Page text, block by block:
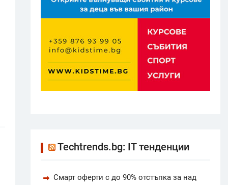
Techtrends.bg: IT тенденции
Смарт оферти с до 90% отстъпка за над